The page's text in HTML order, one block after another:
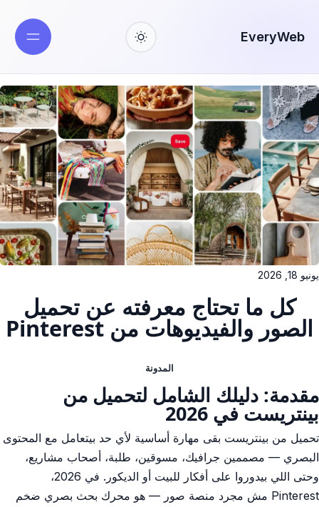
EveryWeb
يونيو 18, 2026
كل ما تحتاج معرفته عن تحميل
الصور والفيديوهات من Pinterest
المدونة
مقدمة: دليلك الشامل لتحميل من
بينتريست في 2026
تحميل من بينتريست بقى مهارة أساسية لأي حد بيتعامل مع المحتوى
البصري — مصممين جرافيك، مسوقين، طلبة، أصحاب مشاريع،
وحتى اللي بيدوروا على أفكار للبيت أو الديكور. في 2026،
Pinterest مش مجرد منصة صور — هو محرك بحث بصري ضخم